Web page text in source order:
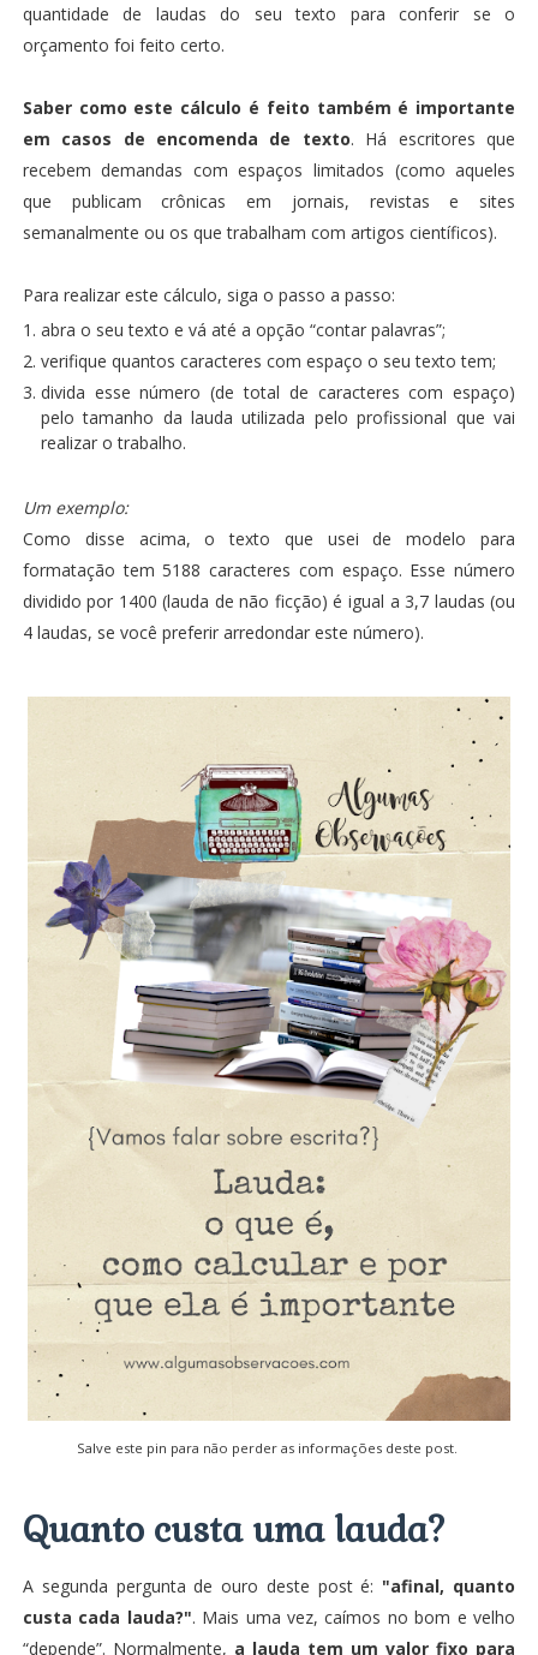
quantidade de laudas do seu texto para conferir se o
orçamento foi feito certo.
Saber como este cálculo é feito também é importante
em casos de encomenda de texto. Há escritores que
recebem demandas com espaços limitados (como aqueles
que publicam crônicas em jornais, revistas e sites
semanalmente ou os que trabalham com artigos científicos).
Para realizar este cálculo, siga o passo a passo:
abra o seu texto e vá até a opção “contar palavras”;
verifique quantos caracteres com espaço o seu texto tem;
divida esse número (de total de caracteres com espaço)
pelo tamanho da lauda utilizada pelo profissional que vai
realizar o trabalho.
Um exemplo:
Como disse acima, o texto que usei de modelo para
formatação tem 5188 caracteres com espaço. Esse número
dividido por 1400 (lauda de não ficção) é igual a 3,7 laudas (ou
4 laudas, se você preferir arredondar este número).
Salve este pin para não perder as informações deste post.
Quanto custa uma lauda?
A segunda pergunta de ouro deste post é: "afinal, quanto
custa cada lauda?". Mais uma vez, caímos no bom e velho
“depende”. Normalmente, a lauda tem um valor fixo para